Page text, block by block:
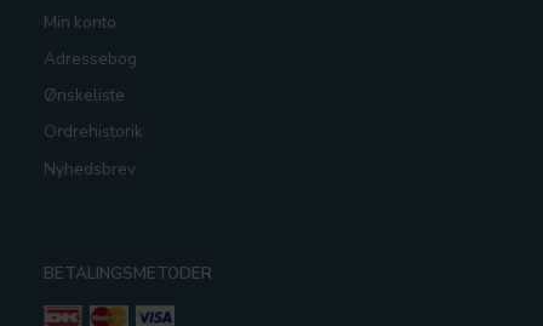
Min konto
Adressebog
Ønskeliste
Ordrehistorik
Nyhedsbrev
BETALINGSMETODER